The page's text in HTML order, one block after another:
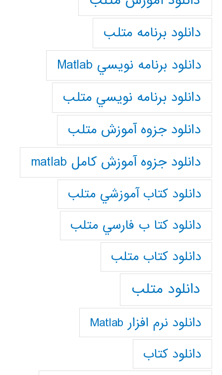
دانلود برنامه متلب
دانلود برنامه نويسي Matlab
دانلود برنامه نويسي متلب
دانلود جزوه آموزش متلب
دانلود جزوه آموزش کامل matlab
دانلود كتاب آموزشي متلب
دانلود كتا ب فارسي متلب
دانلود كتاب متلب
دانلود متلب
دانلود نرم افزار Matlab
دانلود کتاب